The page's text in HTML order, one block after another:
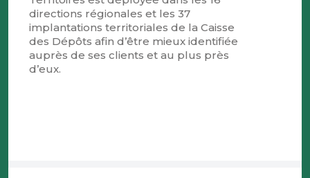
directions régionales et les 37
implantations territoriales de la Caisse
des Dépôts afin d’être mieux identifiée
auprès de ses clients et au plus près
d’eux.